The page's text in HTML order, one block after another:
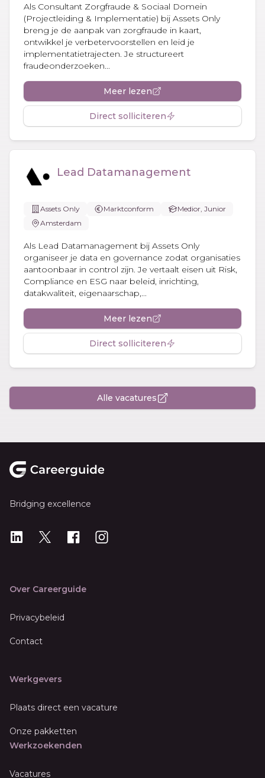
Als Consultant Zorgfraude & Sociaal Domein
(Projectleiding & Implementatie) bij Assets Only
breng je de aanpak van zorgfraude in kaart,
ontwikkel je verbetervoorstellen en leid je
implementatietrajecten. Je structureert
fraudeonderzoeken...
Meer lezen
Direct solliciteren
Lead Datamanagement
Assets Only Marktconform
Medior, Junior
Amsterdam
Als Lead Datamanagement bij Assets Only
organiseer je data en governance zodat organisaties
aantoonbaar in control zijn. Je vertaalt eisen uit Risk,
Compliance en ESG naar beleid, inrichting,
datakwaliteit, eigenaarschap,...
Meer lezen
Direct solliciteren
Alle vacatures
Bridging excellence
LinkedIn
X Instagram
Over Careerguide
Privacybeleid
Contact
Werkgevers
Plaats direct een vacature
Onze pakketten
Werkzoekenden
Vacatures